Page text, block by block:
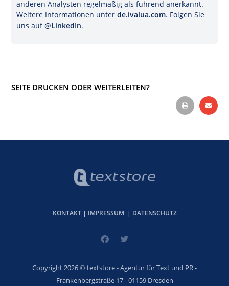
anderen Analysten regelmäßig als führend anerkannt.
Weitere Informationen unter de.ivalua.com. Folgen Sie
uns auf@LinkedIn.
SEITE DRUCKEN ODER WEITERLEITEN?
KONTAKT| IMPRESSUM | DATENSCHUTZ
Copyright 2026 © textstore - Agentur für Text und PR -
Frankenbergstraße 17 - 01159 Dresden